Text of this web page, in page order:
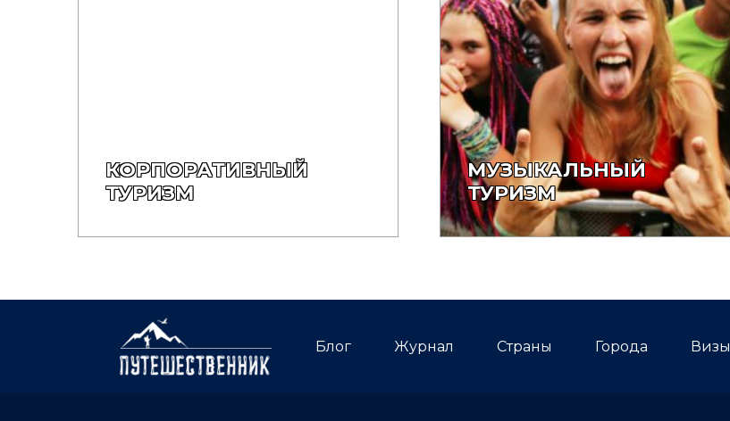
КОРПОРАТИВНЫЙ
ТУРИЗМ
МУЗЫКАЛЬНЫЙ
ТУРИЗМ
Блог Журнал Страны Города Визы